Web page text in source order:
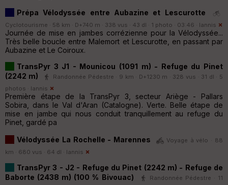
Prépa Vélodyssée entre Aubazine et Lescurotte
Cyclotourisme · 58 km · D+740 m · 338 vus · 43 dl · 1 photo · 03:46 · Iannis
Journée de mise en jambes corrézienne pour la Vélodyssée...
Très belle boucle entre Malemort et Lescurotte, en passant par
Aubazine et Le Coiroux.
TransPyr 3 J1 - Mounicou (1091 m) - Refuge du Pinet
(2242 m)
Randonnée Pédestre · 9 km · D+1230 m · 328 vus · 31 dl · 5
photos · Iannis
Première étape de la TransPyr 3, secteur Ariège - Pallars
Sobira, dans le Val d'Aran (Catalogne). Verte. Belle étape de
mise en jambe qui nous conduit tranquillement au refuge du
Pinet, gardé pa
Vélodyssée La Rochelle - Marennes
Voyage à vélo · 88
km · 680 vus · 64 dl · Iannis
TransPyr 3 - J2 - Refuge du Pinet (2242 m) - Refuge de
Baborte (2438 m) (100 % Bivouac)
Randonnée Pédestre · 11